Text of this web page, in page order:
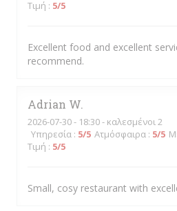
Τιμή : 5/5
Excellent food and excellent
recommend.
Adrian W
2026-07-30- 18:30 - καλεσμένοι 2
Υπηρεσία : 5/5 Ατμόσφαιρα : 5/5
Τιμή : 5/5
Small, cosy restaurant with